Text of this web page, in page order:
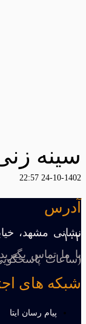
سینه
1402-10-24 22:57
آدرس
۱۰۲
با ما تماس بگیرید
(ساعات پاسخگویی
شبکه های
پیام رسان ایتا